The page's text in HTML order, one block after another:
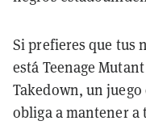
Si prefieres que tus
está Teenage
Takedown, un
obliga a mantener a